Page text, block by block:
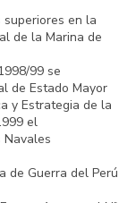
en la
de la Marina de
99 se
de Estado Mayor
y Estrategia de la
el
Navales
de Guerra del Perú